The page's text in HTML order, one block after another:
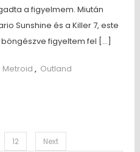
a figyelmem. Miután
Sunshine és a Killer 7, este
böngészve figyeltem fel […]
Metroid , Outland
12 Next